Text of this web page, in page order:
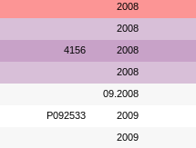
2008
2008
4156 2008
2008
09.2008
P092533 2009
2009